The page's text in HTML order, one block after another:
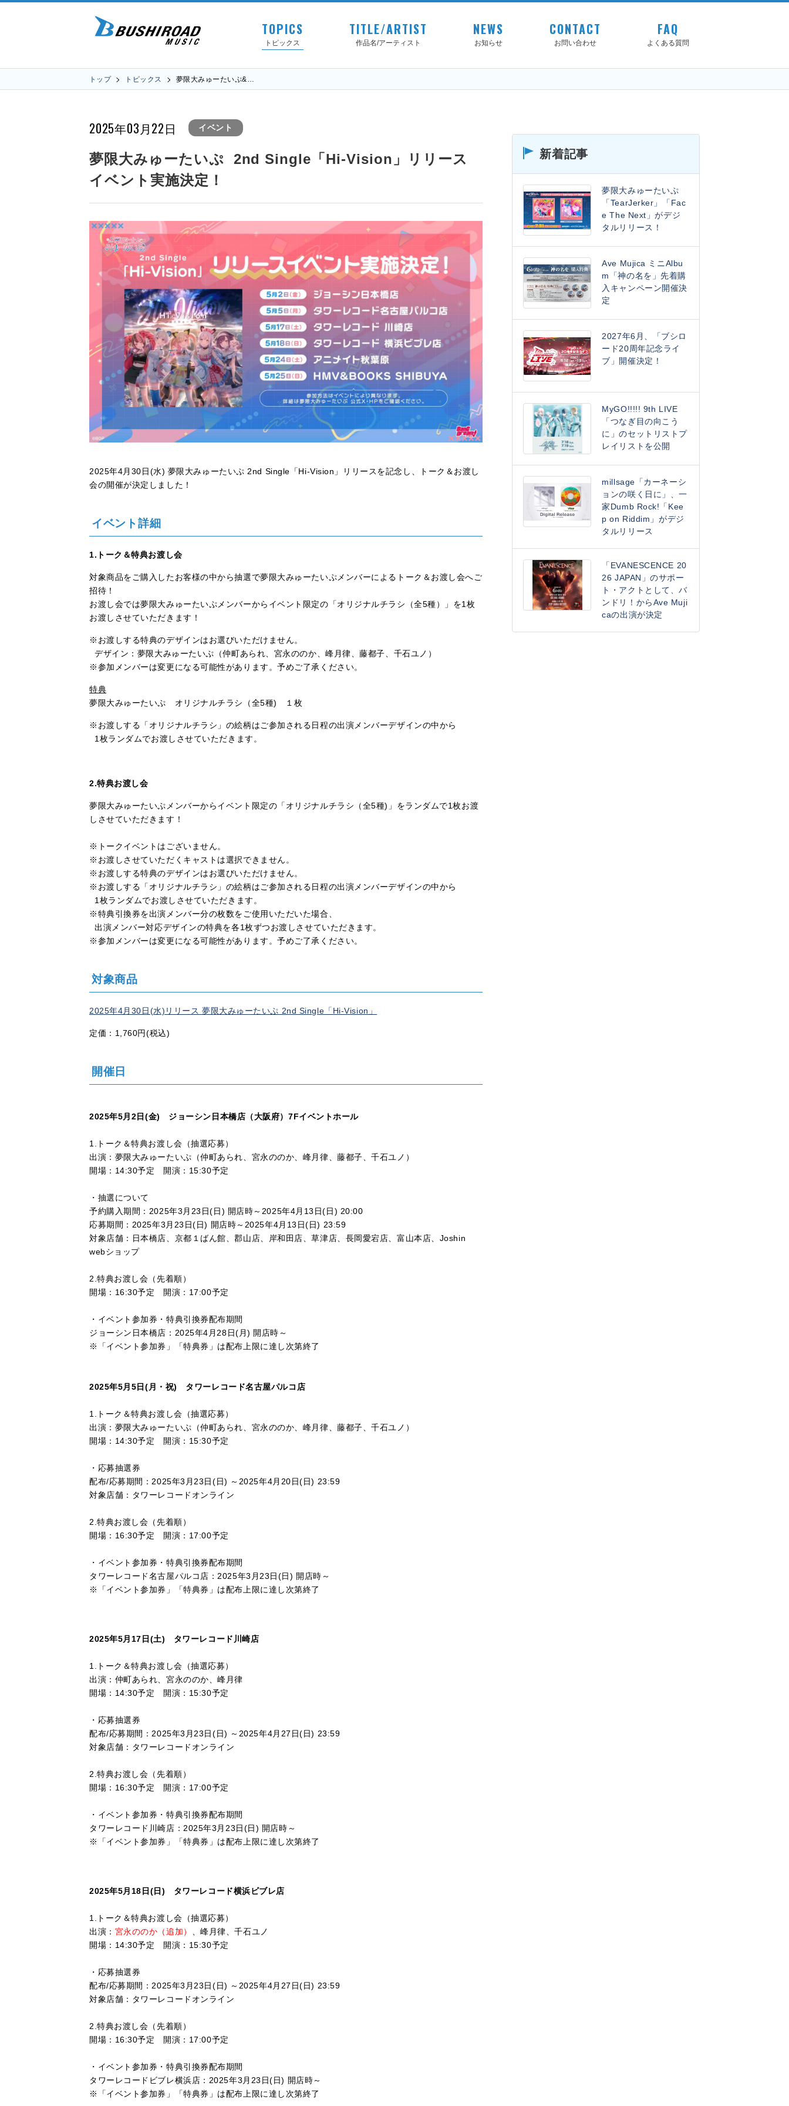
TOPICS
トピックス
TITLE/ARTIST
作品名/アーティスト
NEWS
お知らせ
CONTACT
お問い合わせ
FAQ
よくある質問
トップ トピックス 夢限大みゅーたいぷ&…
2025年03月22日 イベント
夢限大みゅーたいぷ 2nd Single「Hi-Vision」リリース
イベント実施決定！
2025年4月30日(水) 夢限大みゅーたいぷ 2nd Single「Hi-Vision」リリースを記念し、トーク＆お渡し
会の開催が決定しました！
イベント詳細
1.トーク＆特典お渡し会
対象商品をご購入したお客様の中から抽選で夢限大みゅーたいぷメンバーによるトーク＆お渡し会へご
招待！
お渡し会では夢限大みゅーたいぷメンバーからイベント限定の「オリジナルチラシ（全5種）」を1枚
お渡しさせていただきます！
※お渡しする特典のデザインはお選びいただけません。
デザイン：夢限大みゅーたいぷ（仲町あられ、宮永ののか、峰月律、藤都子、千石ユノ）
※参加メンバーは変更になる可能性があります。予めご了承ください。
特典
夢限大みゅーたいぷ オリジナルチラシ（全5種) １枚
※お渡しする「オリジナルチラシ」の絵柄はご参加される日程の出演メンバーデザインの中から
1枚ランダムでお渡しさせていただきます。
2.特典お渡し会
夢限大みゅーたいぷメンバーからイベント限定の「オリジナルチラシ（全5種)」をランダムで1枚お渡
しさせていただきます！
※トークイベントはございません。
※お渡しさせていただくキャストは選択できません。
※お渡しする特典のデザインはお選びいただけません。
※お渡しする「オリジナルチラシ」の絵柄はご参加される日程の出演メンバーデザインの中から
1枚ランダムでお渡しさせていただきます。
※特典引換券を出演メンバー分の枚数をご使用いただいた場合、
出演メンバー対応デザインの特典を各1枚ずつお渡しさせていただきます。
※参加メンバーは変更になる可能性があります。予めご了承ください。
対象商品
2025年4月30日(水)リリース 夢限大みゅーたいぷ 2nd Single「Hi-Vision」
定価：1,760円(税込)
開催日
2025年5月2日(金) ジョーシン日本橋店（大阪府）7Fイベントホール
1.トーク＆特典お渡し会（抽選応募）
出演：夢限大みゅーたいぷ（仲町あられ、宮永ののか、峰月律、藤都子、千石ユノ）
開場：14:30予定 開演：15:30予定
・ 抽選について
予約購入期間：2025年3月23日(日) 開店時～2025年4月13日(日) 20:00
応募期間：2025年3月23日(日) 開店時～2025年4月13日(日) 23:59
対象店舗：日本橋店、京都１ばん館、郡山店、岸和田店、草津店、長岡愛宕店、富山本店、Joshin
webショップ
2.特典お渡し会（先着順）
開場：16:30予定 開演：17:00予定
・ イベント参加券・特典引換券配布期間
ジョーシン日本橋店：2025年4月28日(月) 開店時～
※「イベント参加券」「特典券」は配布上限に達し次第終了
2025年5月5日(月・祝) タワーレコード名古屋パルコ店
1.トーク＆特典お渡し会（抽選応募）
出演：夢限大みゅーたいぷ（仲町あられ、宮永ののか、峰月律、藤都子、千石ユノ）
開場：14:30予定 開演：15:30予定
・ 応募抽選券
配布/応募期間：2025年3月23日(日) ～2025年4月20日(日) 23:59
対象店舗：タワーレコードオンライン
2.特典お渡し会（先着順）
開場：16:30予定 開演：17:00予定
・ イベント参加券・特典引換券配布期間
タワーレコード名古屋パルコ店：2025年3月23日(日) 開店時～
※「イベント参加券」「特典券」は配布上限に達し次第終了
2025年5月17日(土) タワーレコード川崎店
1.トーク＆特典お渡し会（抽選応募）
出演：仲町あられ、宮永ののか、峰月律
開場：14:30予定 開演：15:30予定
・ 応募抽選券
配布/応募期間：2025年3月23日(日) ～2025年4月27日(日) 23:59
対象店舗：タワーレコードオンライン
2.特典お渡し会（先着順）
開場：16:30予定 開演：17:00予定
・ イベント参加券・特典引換券配布期間
タワーレコード川崎店：2025年3月23日(日) 開店時～
※「イベント参加券」「特典券」は配布上限に達し次第終了
2025年5月18日(日) タワーレコード横浜ビブレ店
1.トーク＆特典お渡し会（抽選応募）
出演： 宮永ののか（追加）
、峰月律、千石ユノ
開場：14:30予定 開演：15:30予定
・ 応募抽選券
配布/応募期間：2025年3月23日(日) ～2025年4月27日(日) 23:59
対象店舗：タワーレコードオンライン
2.特典お渡し会（先着順）
開場：16:30予定 開演：17:00予定
・ イベント参加券・特典引換券配布期間
タワーレコードビブレ横浜店：2025年3月23日(日) 開店時～
※「イベント参加券」「特典券」は配布上限に達し次第終了
新着記事
夢限大みゅーたいぷ
「TearJerker」「Fac
e The Next」がデジ
タルリリース！
Ave Mujica ミニAlbu
m「神の名を」先着購
入キャンペーン開催決
定
2027年6月、「ブシロ
ード20周年記念ライ
ブ」開催決定！
MyGO!!!!! 9th LIVE
「つなぎ目の向こう
に」のセットリストプ
レイリストを公開
millsage「カーネーシ
ョンの咲く日に」、一
家Dumb Rock!「Kee
p on Riddim」がデジ
タルリリース
「EVANESCENCE 20
26 JAPAN」のサポー
ト・アクトとして、バ
ンドリ！からAve Muji
caの出演が決定